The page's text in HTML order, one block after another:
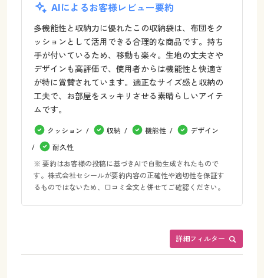
AIによるお客様レビュー要約
多機能性と収納力に優れたこの収納袋は、布団をク
ッションとして活用できる合理的な商品です。持ち
手が付いているため、移動も楽々。生地の丈夫さや
デザインも高評価で、使用者からは機能性と快適さ
が特に賞賛されています。適正なサイズ感と収納の
工夫で、お部屋をスッキリさせる素晴らしいアイテ
ムです。
クッション 収納 機能性
デザイン
耐久性
※ 要約はお客様の投稿に基づきAIで自動生成されたもので
す。株式会社セシールが要約内容の正確性や適切性を保証す
るものではないため、口コミ全文と併せてご確認ください。
詳細フィルター